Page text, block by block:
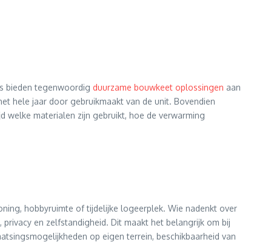
bieden tegenwoordig duurzame bouwkeet oplossingen aan
hele jaar door gebruikmaakt van de unit. Bovendien
welke materialen zijn gebruikt, hoe de verwarming
hobbyruimte of tijdelijke logeerplek. Wie nadenkt over
en zelfstandigheid. Dit maakt het belangrijk om bij
op eigen terrein, beschikbaarheid van